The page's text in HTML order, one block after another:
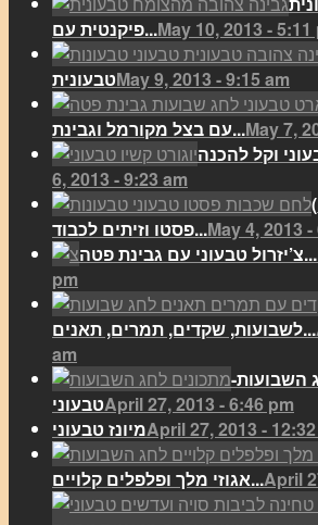
פיקנטית עם...May 10, 2013 - 5:11
טבעוניתMay 9, 2013 - 9:15 am
עם בצל מקורמל וגבינת...May 7,
וקל להכנה
6, 2013 - 9:23 am
(לחם שכבות עם
פסטו וזיתים לכבוד...May 4, 2013
צ’יזרול טבעוני עם גבינת פטה...
pm
לשבועות, שקדים, תמרים, תאנים...
am
השבועות-
טבעוניApril 27, 2013 - 6:46 pm
מיונז טבעוניApril 27, 2013 -
אגוזי מלך ופלפלים קלויים...April